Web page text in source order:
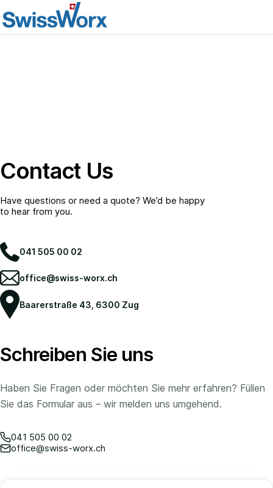
Contact Us
Have questions or need a quote? We’d be happy
to hear from you.
041 505 00 02
office@swiss-worx.ch
Baarerstraße 43, 6300 Zug
Schreiben Sie uns
Haben Sie Fragen oder möchten Sie mehr erfahren? Füllen
Sie das Formular aus – wir melden uns umgehend.
041 505 00 02
office@swiss-worx.ch